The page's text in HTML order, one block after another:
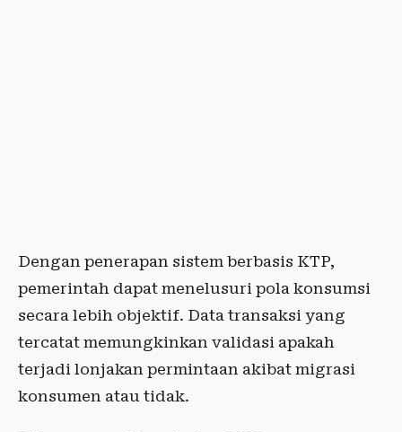
Dengan penerapan sistem berbasis KTP,
pemerintah dapat menelusuri pola konsumsi
secara lebih objektif. Data transaksi yang
tercatat memungkinkan validasi apakah
terjadi lonjakan permintaan akibat migrasi
konsumen atau tidak.